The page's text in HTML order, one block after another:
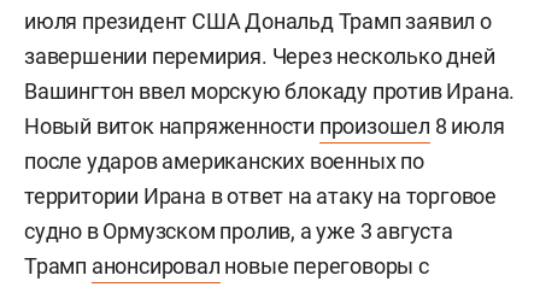
июля президент США Дональд Трамп заявил о
завершении перемирия. Через несколько дней
Вашингтон ввел морскую блокаду против Ирана.
Новый виток напряженности произошел 8 июля
после ударов американских военных по
территории Ирана в ответ на атаку на торговое
судно в Ормузском пролив, а уже 3 августа
Трамп анонсировал новые переговоры с